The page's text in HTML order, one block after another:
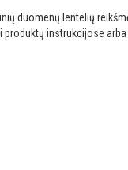
duomenų lentelių
produktų instrukcijose